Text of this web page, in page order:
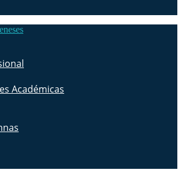
Académicas